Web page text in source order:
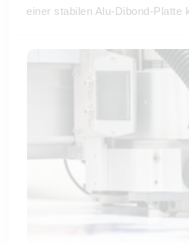
einer stabilen Alu-Dibond-Platte